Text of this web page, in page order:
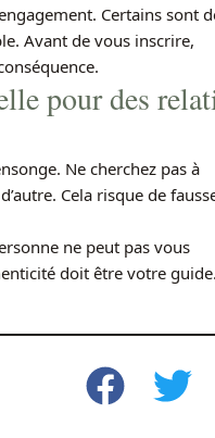
Certains sont
Avant de vous inscrire,
pour des
Ne cherchez pas à
Cela risque de
ne peut pas vous
doit être votre